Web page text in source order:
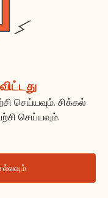
செய்யவும். சிக்கல்
செய்யவும்.